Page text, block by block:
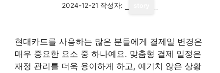
2024-12-21 작성자:
현대카드를 사용하는 많은 분들에게 결제일 변경은
매우 중요한 요소 중 하나예요. 맞춤형 결제 일정은
재정 관리를 더욱 용이하게 하고, 예기치 않은 상황